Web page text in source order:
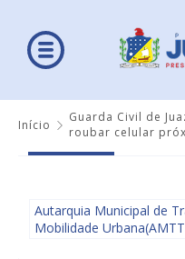
Início
Guarda Civil de
roubar celular
Autarquia Municipal de
Mobilidade